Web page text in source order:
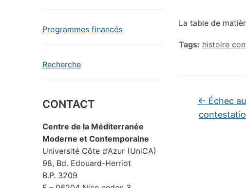
Programmes financés
Recherche
CONTACT
Centre de la Méditerranée
Moderne et Contemporaine
Université Côte d’Azur (UniCA)
98, Bd. Edouard-Herriot
B.P. 3209
La table de
Tags: histoire
← Échec